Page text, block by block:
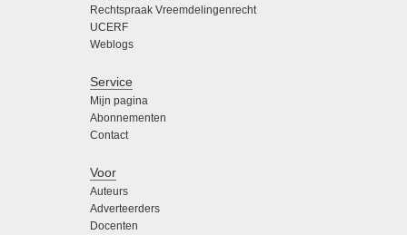
Rechtspraak Vreemdelingenrecht
UCERF
Weblogs
Service
Mijn pagina
Abonnementen
Contact
Voor
Auteurs
Adverteerders
Docenten